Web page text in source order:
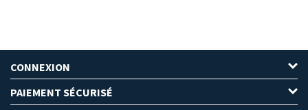
CONNEXION
PAIEMENT SÉCURISÉ